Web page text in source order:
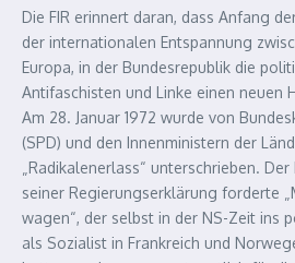
Die FIR erinnert daran, dass Anfang
der internationalen Entspannung
Europa, in der Bundesrepublik die
Antifaschisten und Linke einen neuen
Am 28. Januar 1972 wurde von
(SPD) und den Innenministern der
„Radikalenerlass“ unterschrieben.
seiner Regierungserklärung forderte
wagen“, der selbst in der NS-Zeit ins
als Sozialist in Frankreich und